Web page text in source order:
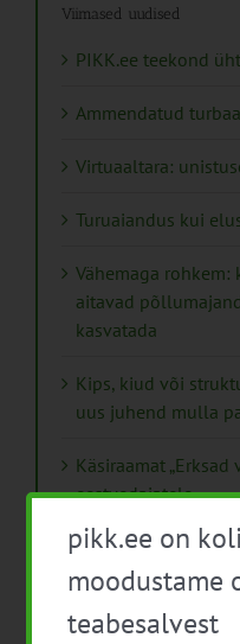
Viimased uudised
PIKK.ee teekond
Ammendatud
Virtuaaltara:
Turuaiandus kui
Vähemaga
aitavad
kasvatada
Kips, kiud või
uus juhend mulla
Käsiraamat
eestvedajatele
ESEE 2025 esitas
kuvandile ja
Isikukaitsevahendid
pikk.ee on
moodustame
teabesalvest